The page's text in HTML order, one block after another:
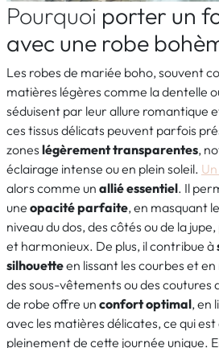
Pourquoi porter un
avec une robe
Les robes de mariée boho, souvent
matières légères comme la dentelle
séduisent par leur allure romantique
ces tissus délicats peuvent parfois
zones légèrement transparentes,
éclairage intense ou en plein soleil.
alors comme un allié essentiel. Il
une opacité parfaite, en masquant
niveau du dos, des côtés ou de la
et harmonieux. De plus, il contribue à
silhouetteen lissant les courbes et
des sous-vêtements ou des coutures
de robe offre un confort optimal, en
avec les matières délicates, ce qui
pleinement de cette journée unique.